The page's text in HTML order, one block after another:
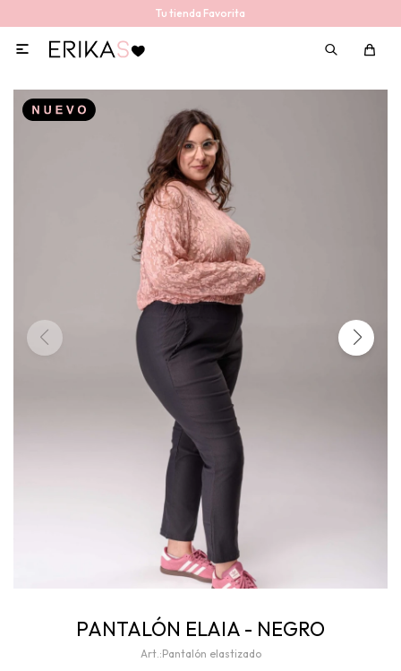
Tu tienda Favorita

PANTALÓN ELAIA - NEGRO
Pantalón elastizado